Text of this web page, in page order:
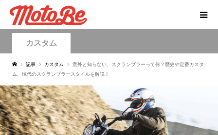
カスタム
記事 カスタム
意外と知らない、スクランブラーって何？歴史や定番カスタ
ム、現代のスクランブラースタイルを解説！